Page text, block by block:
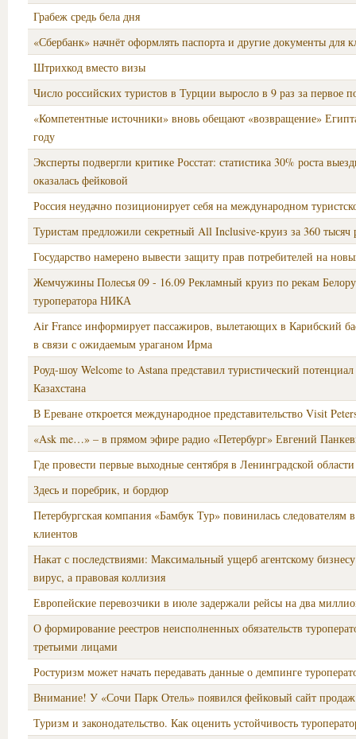
Грабеж средь бела дня
«Сбербанк» начнёт оформлять паспорта и другие документы для
Штрихкод вместо визы
Число российских туристов в Турции выросло в 9 раз за первое
«Компетентные источники» вновь обещают «возвращение»
году
Эксперты подвергли критике Росстат: статистика 30% роста
оказалась фейковой
Россия неудачно позиционирует себя на международном
Туристам предложили секретный All Inclusive-круиз за 360 тысяч
Государство намерено вывести защиту прав потребителей на
Жемчужины Полесья 09 - 16.09 Рекламный круиз по рекам
туроператора НИКА
Air France информирует пассажиров, вылетающих в Карибский
в связи с ожидаемым ураганом Ирма
Роуд-шоу Welcome to Astana представил туристический
Казахстана
В Ереване откроется международное представительство Visit
«Ask me…» – в прямом эфире радио «Петербург» Евгений
Где провести первые выходные сентября в Ленинградской области
Здесь и поребрик, и бордюр
Петербургская компания «Бамбук Тур» повинилась следователям
клиентов
Накат с последствиями: Максимальный ущерб агентскому
вирус, а правовая коллизия
Европейские перевозчики в июле задержали рейсы на два
О формирование реестров неисполненных обязательств
третьими лицами
Ростуризм может начать передавать данные о демпинге
Внимание! У «Сочи Парк Отель» появился фейковый сайт продаж
Туризм и законодательство. Как оценить устойчивость